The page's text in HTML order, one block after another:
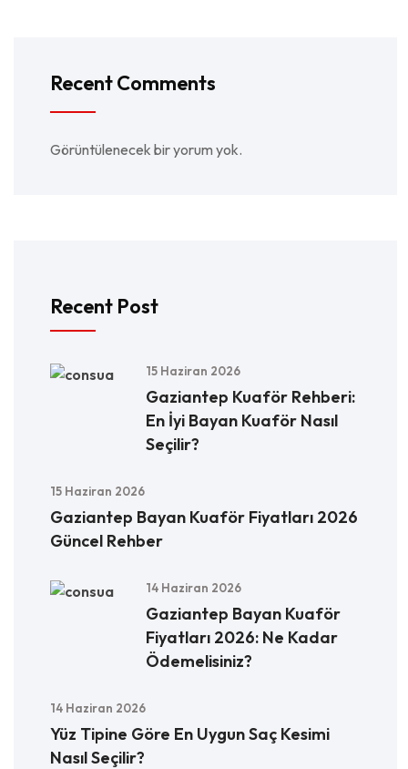
Recent Comments
Görüntülenecek bir yorum yok.
Recent Post
15 Haziran 2026
Gaziantep Kuaför Rehberi:
En İyi Bayan Kuaför Nasıl
Seçilir?
15 Haziran 2026
Gaziantep Bayan Kuaför Fiyatları 2026
Güncel Rehber
14 Haziran 2026
Gaziantep Bayan Kuaför
Fiyatları 2026: Ne Kadar
Ödemelisiniz?
14 Haziran 2026
Yüz Tipine Göre En Uygun Saç Kesimi
Nasıl Seçilir?